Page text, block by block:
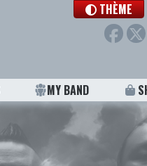
THÈME
MY BAND